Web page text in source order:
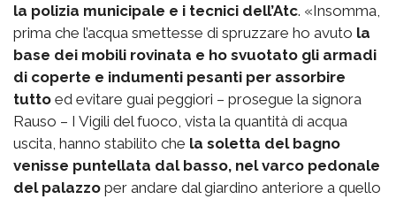
la polizia municipale e i tecnici dell’Atc. «Insomma,
prima che l’acqua smettesse di spruzzare ho avuto la
base dei mobili rovinata e ho svuotato gli armadi
di coperte e indumenti pesanti per assorbire
tutto ed evitare guai peggiori – prosegue la signora
Rauso – I Vigili del fuoco, vista la quantità di acqua
uscita, hanno stabilito che la soletta del bagno
venisse puntellata dal basso, nel varco pedonale
del palazzo per andare dal giardino anteriore a quello